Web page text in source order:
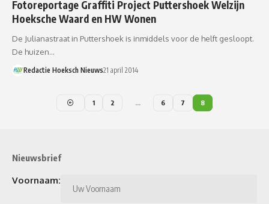
Fotoreportage Graffiti Project Puttershoek Welzijn
Hoeksche Waard en HW Wonen
De Julianastraat in Puttershoek is inmiddels voor de helft gesloopt.
De huizen…
Redactie Hoeksch Nieuws21 april 2014
1 2 … 6 7 8
Nieuwsbrief
Voornaam: